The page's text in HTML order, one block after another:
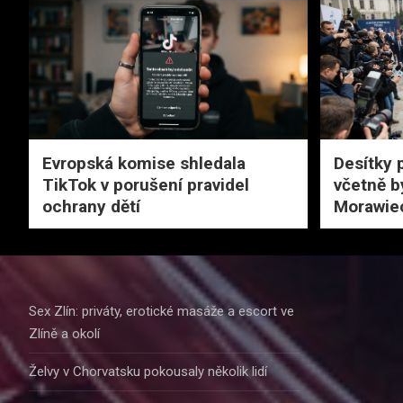
Evropská komise shledala
TikTok v porušení pravidel
ochrany dětí
Desítky
včetně
Sex Zlín: priváty, erotické masáže a escort ve
Zlíně a okolí
Želvy v Chorvatsku pokousaly několik lidí